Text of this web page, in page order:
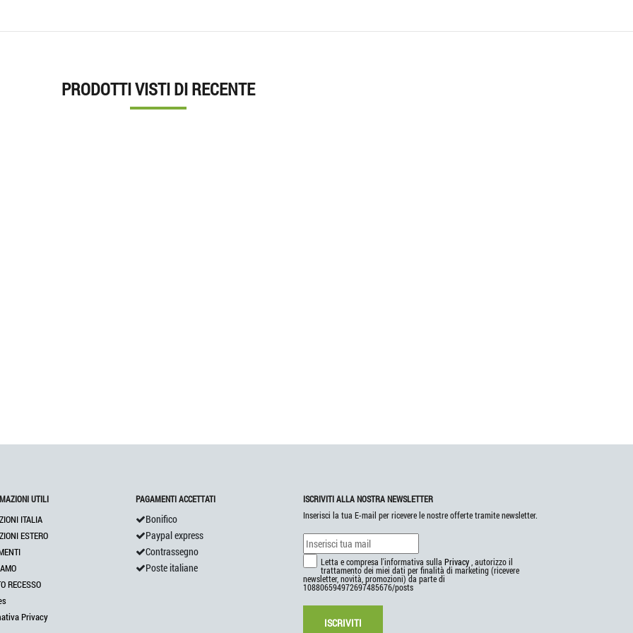
PRODOTTI VISTI DI RECENTE
UTILI
ITALIA
ESTERO
RECESSO
Privacy
PAGAMENTI ACCETTATI
Bonifico
Paypal express
Contrassegno
Poste italiane
ISCRIVITI ALLA NOSTRA NEWSLETTER
Inserisci la tua E-mail per ricevere le nostre offerte tramite newsletter.
Letta e compresa l'informativa sulla Privacy , autorizzo il
trattamento dei miei dati per finalità di marketing (ricevere
newsletter, novità, promozioni) da parte di
108806594972697485676/posts
ISCRIVITI